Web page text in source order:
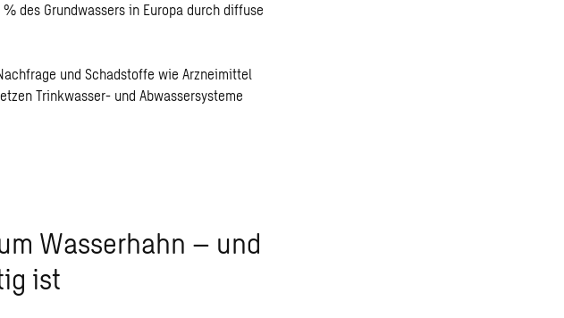
des Grundwassers in Europa durch diffuse
und Schadstoffe wie Arzneimittel
Trinkwasser- und Abwassersysteme
Wasserhahn – und
ist